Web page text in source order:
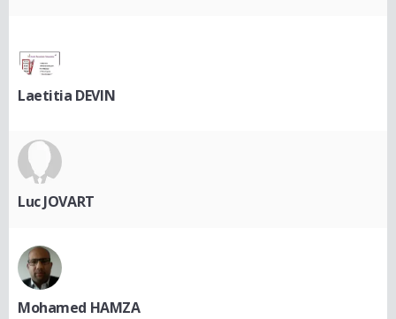
Laetitia DEVIN
Luc JOVART
Mohamed HAMZA